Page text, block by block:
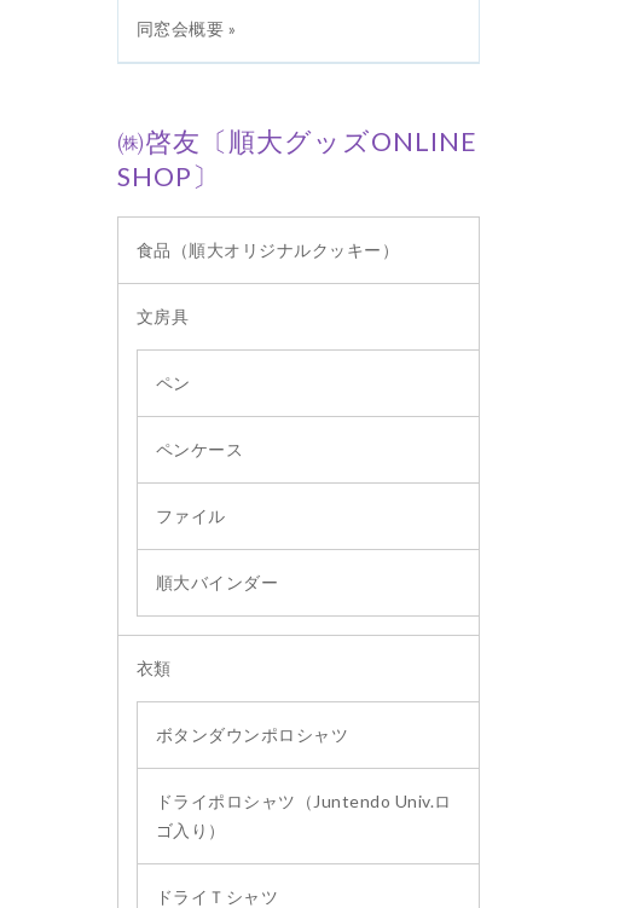
同窓会概要 »
㈱啓友〔順大グッズONLINE
SHOP〕
食品（順大オリジナルクッキー）
文房具
ペン
ペンケース
ファイル
順大バインダー
衣類
ボタンダウンポロシャツ
ドライポロシャツ（Juntendo Univ.ロ
ゴ入り）
ドライＴシャツ